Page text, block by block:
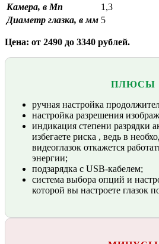
Камера, в Мп
1,3
Диаметр глазка, в мм 5
Цена: от 2490 до 3340 рублей.
ПЛЮСЫ
ручная настройка
настройка разрешения
индикация степени разрядки
избегаете риска , ведь в
видеоглазок откажется
энергии;
подзарядка с USB-кабелем;
система выбора опций и
которой вы настроете глазок